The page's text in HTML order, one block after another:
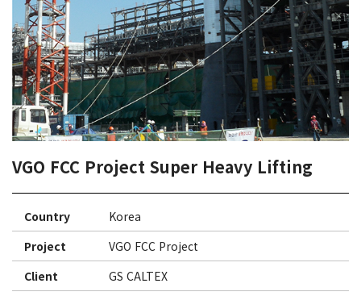
VGO FCC Project Super Heavy Lifting
Country
Korea
Project
VGO FCC Project
Client
GS CALTEX